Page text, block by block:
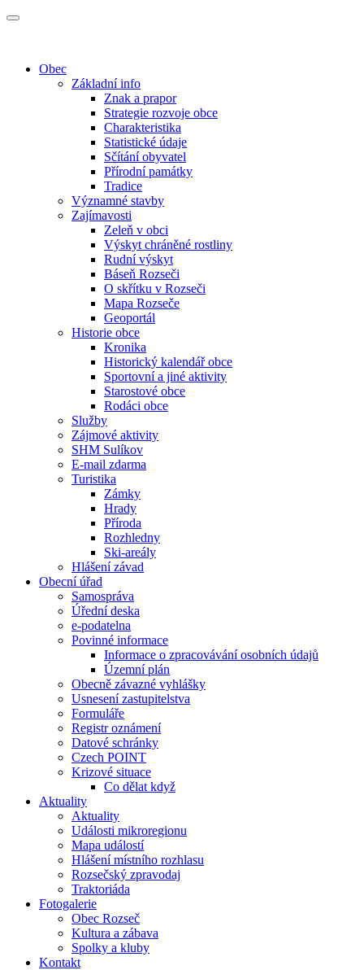
Obec
Základní info
Znak a prapor
Strategie rozvoje obce
Charakteristika
Statistické údaje
Sčítání obyvatel
Přírodní památky
Tradice
Významné stavby
Zajímavosti
Zeleň v obci
Výskyt chráněné rostliny
Rudní výskyt
Báseň Rozseči
O skřítku v Rozseči
Mapa Rozseče
Geoportál
Historie obce
Kronika
Historický kalendář obce
Sportovní a jiné aktivity
Starostové obce
Rodáci obce
Služby
Zájmové aktivity
SHM Sulíkov
E-mail zdarma
Turistika
Zámky
Hrady
Příroda
Rozhledny
Ski-areály
Hlášení závad
Obecní úřad
Samospráva
Úřední deska
e-podatelna
Povinné informace
Informace o zpracovávání osobních údajů
Územní plán
Obecně závazné vyhlášky
Usnesení zastupitelstva
Formuláře
Registr oznámení
Datové schránky
Czech POINT
Krizové situace
Co dělat když
Aktuality
Aktuality
Události mikroregionu
Mapa událostí
Hlášení místního rozhlasu
Rozsečský zpravodaj
Traktoriáda
Fotogalerie
Obec Rozseč
Kultura a zábava
Spolky a kluby
Kontakt